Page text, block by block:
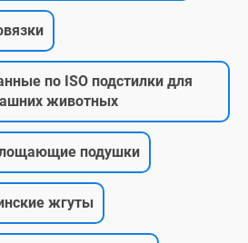
по ISO подстилки для
животных
подушки
жгуты